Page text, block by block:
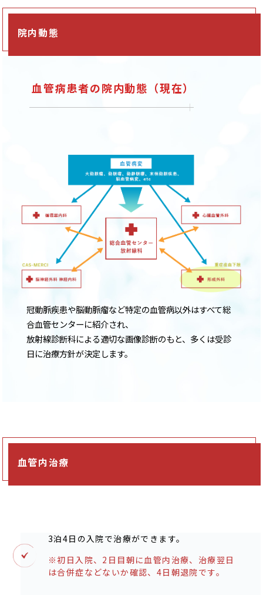
院内動態
血管病患者の院内動態（現在）
冠動脈疾患や脳動脈瘤など特定の血管病以外はすべて総
合血管センターに紹介され、
放射線診断科による適切な画像診断のもと、多くは受診
日に治療方針が決定します。
血管内治療
3泊4日の入院で治療ができます。
※初日入院、2日目朝に血管内治療、治療翌日
は合併症などないか確認、4日朝退院です。